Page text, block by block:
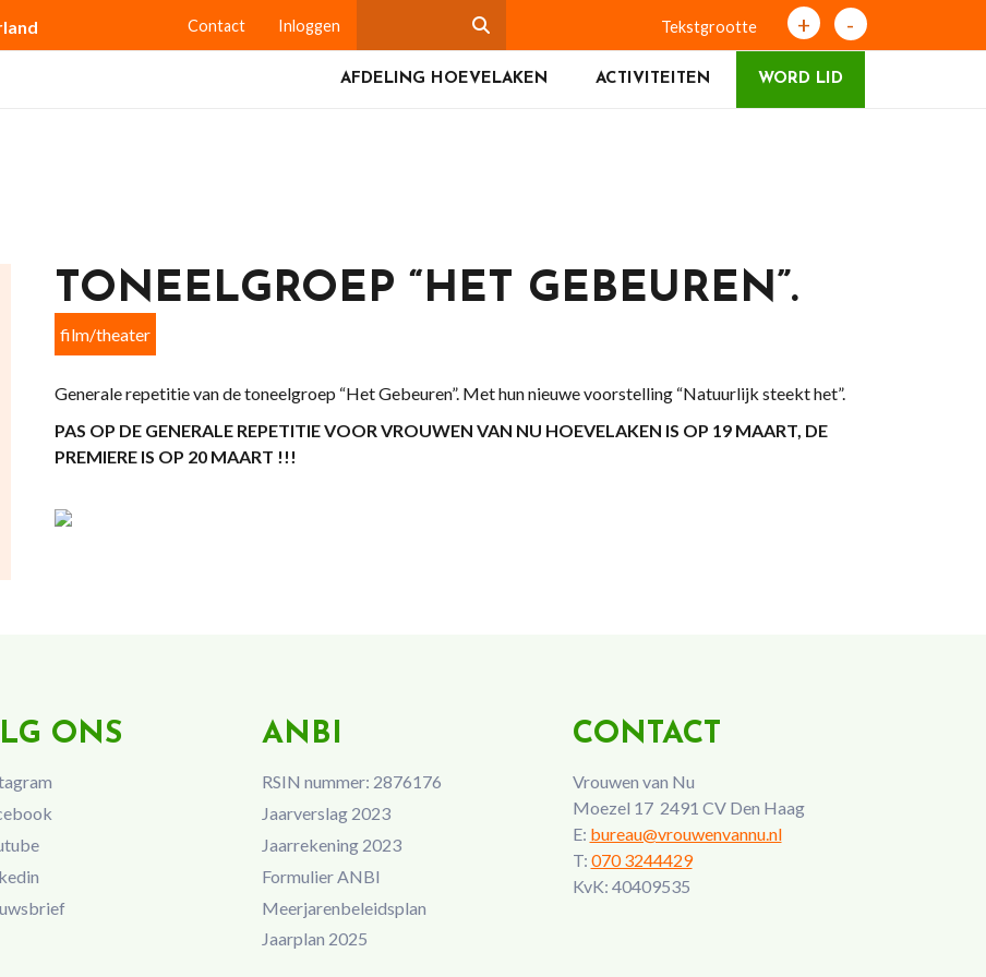
Contact Inloggen Tekstgrootte + -
AFDELING HOEVELAKEN ACTIVITEITEN WORD LID
TONEELGROEP “HET GEBEUREN”.
film/theater
Generale repetitie van de toneelgroep “Het Gebeuren”. Met hun nieuwe voorstelling “Natuurlijk steekt het”.
PAS OP DE GENERALE REPETITIE VOOR VROUWEN VAN NU HOEVELAKEN IS OP 19 MAART, DE
PREMIERE IS OP 20 MAART !!!
ONS ANBI
RSIN nummer: 2876176
Jaarverslag 2023
Jaarrekening 2023
Formulier ANBI
Meerjarenbeleidsplan
Jaarplan 2025
CONTACT
Vrouwen van Nu
Moezel 17 2491 CV Den Haag
E: bureau@vrouwenvannu.nl
T: 070 3244429
KvK: 40409535